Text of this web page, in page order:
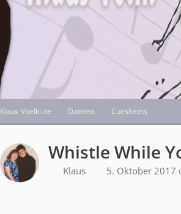
Klaus-Voelkl.de Dateien Cuesheets
Whistle While
Klaus 5. Oktober 2017